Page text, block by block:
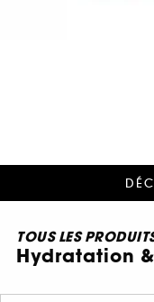
TOUS LES
Hydratation